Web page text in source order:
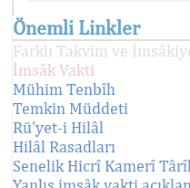
Önemli Linkler
Farklı Takvim ve
İmsâk Vakti
Mühim Tenbîh
Temkin Müddeti
Rü'yet-i Hilâl
Hilâl Rasadları
Senelik Hicrî Kamerî